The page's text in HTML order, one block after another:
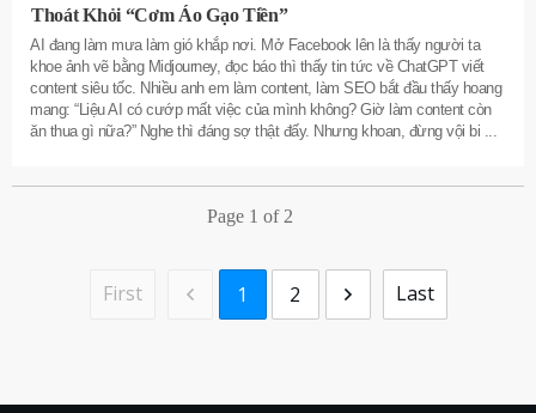
Thoát Khỏi “Cơm Áo Gạo Tiền”
AI đang làm mưa làm gió khắp nơi. Mở Facebook lên là thấy người ta
khoe ảnh vẽ bằng Midjourney, đọc báo thì thấy tin tức về ChatGPT viết
content siêu tốc. Nhiều anh em làm content, làm SEO bắt đầu thấy hoang
mang: “Liệu AI có cướp mất việc của mình không? Giờ làm content còn
ăn thua gì nữa?” Nghe thì đáng sợ thật đấy. Nhưng khoan, đừng vội bi
Page 1 of 2
First 1 2 Last